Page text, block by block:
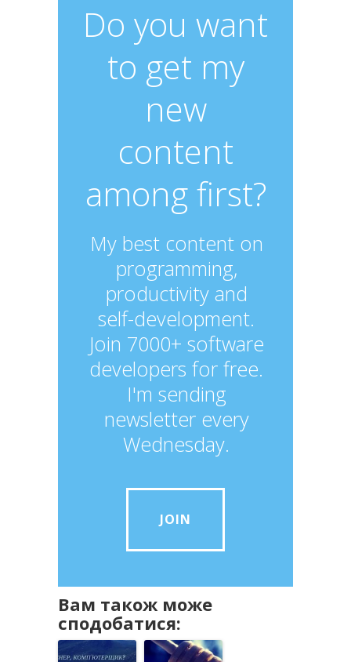
Do you want
to get my
new
content
among first?
My best content on
programming,
productivity and
self-development.
Join 7000+ software
developers for free.
I'm sending
newsletter every
Wednesday.
JOIN
Вам також може
сподобатися: